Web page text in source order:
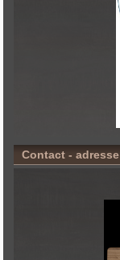
Contact - adresse